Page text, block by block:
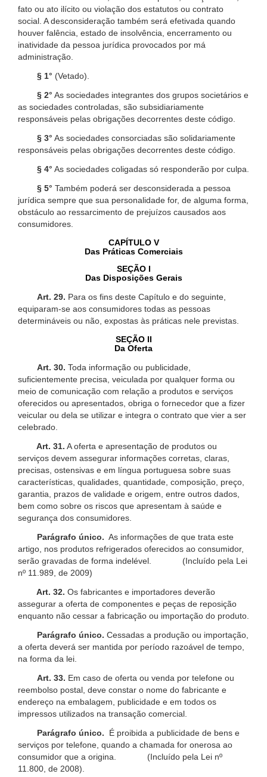
fato ou ato ilícito ou violação dos estatutos ou contrato
social. A desconsideração também será efetivada quando
houver falência, estado de insolvência, encerramento ou
inatividade da pessoa jurídica provocados por má
administração.
§ 1° (Vetado).
§ 2° As sociedades integrantes dos grupos societários e
as sociedades controladas, são subsidiariamente
responsáveis pelas obrigações decorrentes deste código.
§ 3° As sociedades consorciadas são solidariamente
responsáveis pelas obrigações decorrentes deste código.
§ 4° As sociedades coligadas só responderão por culpa.
§ 5° Também poderá ser desconsiderada a pessoa
jurídica sempre que sua personalidade for, de alguma forma,
obstáculo ao ressarcimento de prejuízos causados aos
consumidores.
CAPÍTULO V
Das Práticas Comerciais
SEÇÃO I
Das Disposições Gerais
Art. 29. Para os fins deste Capítulo e do seguinte,
equiparam-se aos consumidores todas as pessoas
determináveis ou não, expostas às práticas nele previstas.
SEÇÃO II
Da Oferta
Art. 30. Toda informação ou publicidade,
suficientemente precisa, veiculada por qualquer forma ou
meio de comunicação com relação a produtos e serviços
oferecidos ou apresentados, obriga o fornecedor que a fizer
veicular ou dela se utilizar e integra o contrato que vier a ser
celebrado.
Art. 31. A oferta e apresentação de produtos ou
serviços devem assegurar informações corretas, claras,
precisas, ostensivas e em língua portuguesa sobre suas
características, qualidades, quantidade, composição, preço,
garantia, prazos de validade e origem, entre outros dados,
bem como sobre os riscos que apresentam à saúde e
segurança dos consumidores.
Parágrafo único. As informações de que trata este
artigo, nos produtos refrigerados oferecidos ao consumidor,
serão gravadas de forma indelével. (Incluído pela Lei
nº 11.989, de 2009)
Art. 32. Os fabricantes e importadores deverão
assegurar a oferta de componentes e peças de reposição
enquanto não cessar a fabricação ou importação do produto.
Parágrafo único. Cessadas a produção ou importação,
a oferta deverá ser mantida por período razoável de tempo,
na forma da lei.
Art. 33. Em caso de oferta ou venda por telefone ou
reembolso postal, deve constar o nome do fabricante e
endereço na embalagem, publicidade e em todos os
impressos utilizados na transação comercial.
Parágrafo único.
É proibida a publicidade de bens e
serviços por telefone, quando a chamada for onerosa ao
consumidor que a origina. (Incluído pela Lei nº
11.800, de 2008).